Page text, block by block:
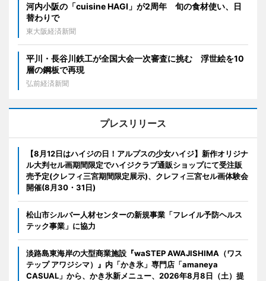
河内小阪の「cuisine HAGI」が2周年 旬の食材使い、日
替わりで
東大阪経済新聞
平川・長谷川鉄工が全国大会一次審査に挑む 浮世絵を10
層の鋼板で再現
弘前経済新聞
プレスリリース
【8月12日はハイジの日！アルプスの少女ハイジ】新作オリジナ
ル大判セル画期間限定でハイジクラブ通販ショップにて受注販
売予定(クレフィ三宮期間限定展示)、クレフィ三宮セル画体験会
開催(8月30・31日)
松山市シルバー人材センターの新規事業「フレイル予防ヘルス
テック事業」に協力
淡路島東海岸の大型商業施設『waSTEP AWAJISHIMA（ワス
テップ アワジシマ）』内「かき氷」専門店「amaneya
CASUAL」から、かき氷新メニュー、2026年8月8日（土）提